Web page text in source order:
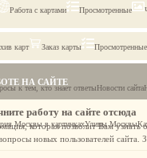
Работа с картами Просмотренные
карт Заказ карты Просмотренные
к тем, кто знает ответыНовости сайта
Москвы в картинкахУлицы Москвы
НА САЙТЕ
работу на сайте отсюда
которая позволит Вам
новых пользователей сайта.